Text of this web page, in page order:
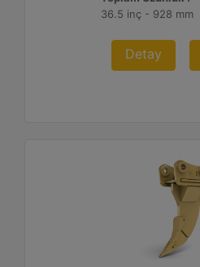
36.5 inç - 928 mm
Detay